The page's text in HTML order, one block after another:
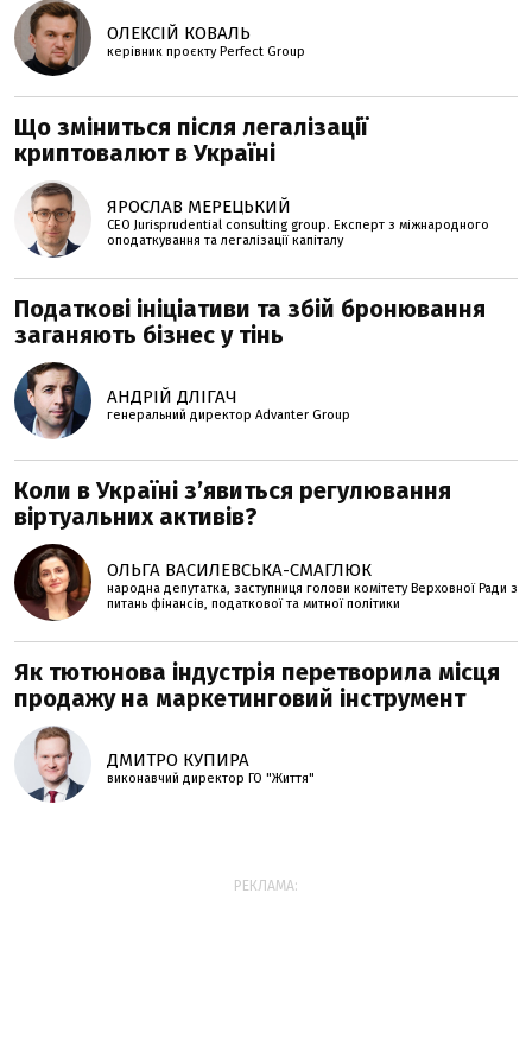
ОЛЕКСІЙ КОВАЛЬ
керівник проєкту Perfеct Group
Що зміниться після легалізації
криптовалют в Україні
ЯРОСЛАВ МЕРЕЦЬКИЙ
CEO Jurisprudential consulting group. Експерт з міжнародного
оподаткування та легалізації капіталу
Податкові ініціативи та збій бронювання
заганяють бізнес у тінь
АНДРІЙ ДЛІГАЧ
генеральний директор Advanter Group
Коли в Україні з’явиться регулювання
віртуальних активів?
ОЛЬГА ВАСИЛЕВСЬКА-СМАГЛЮК
народна депутатка, заступниця голови комітету Верховної Ради з
питань фінансів, податкової та митної політики
Як тютюнова індустрія перетворила місця
продажу на маркетинговий інструмент
ДМИТРО КУПИРА
виконавчий директор ГО "Життя"
РЕКЛАМА: